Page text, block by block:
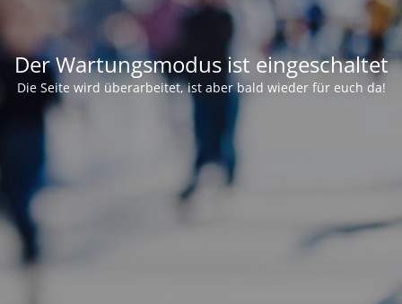
Der Wartungsmodus ist eingeschaltet
Die Seite wird überarbeitet, ist aber bald wieder für euch da!